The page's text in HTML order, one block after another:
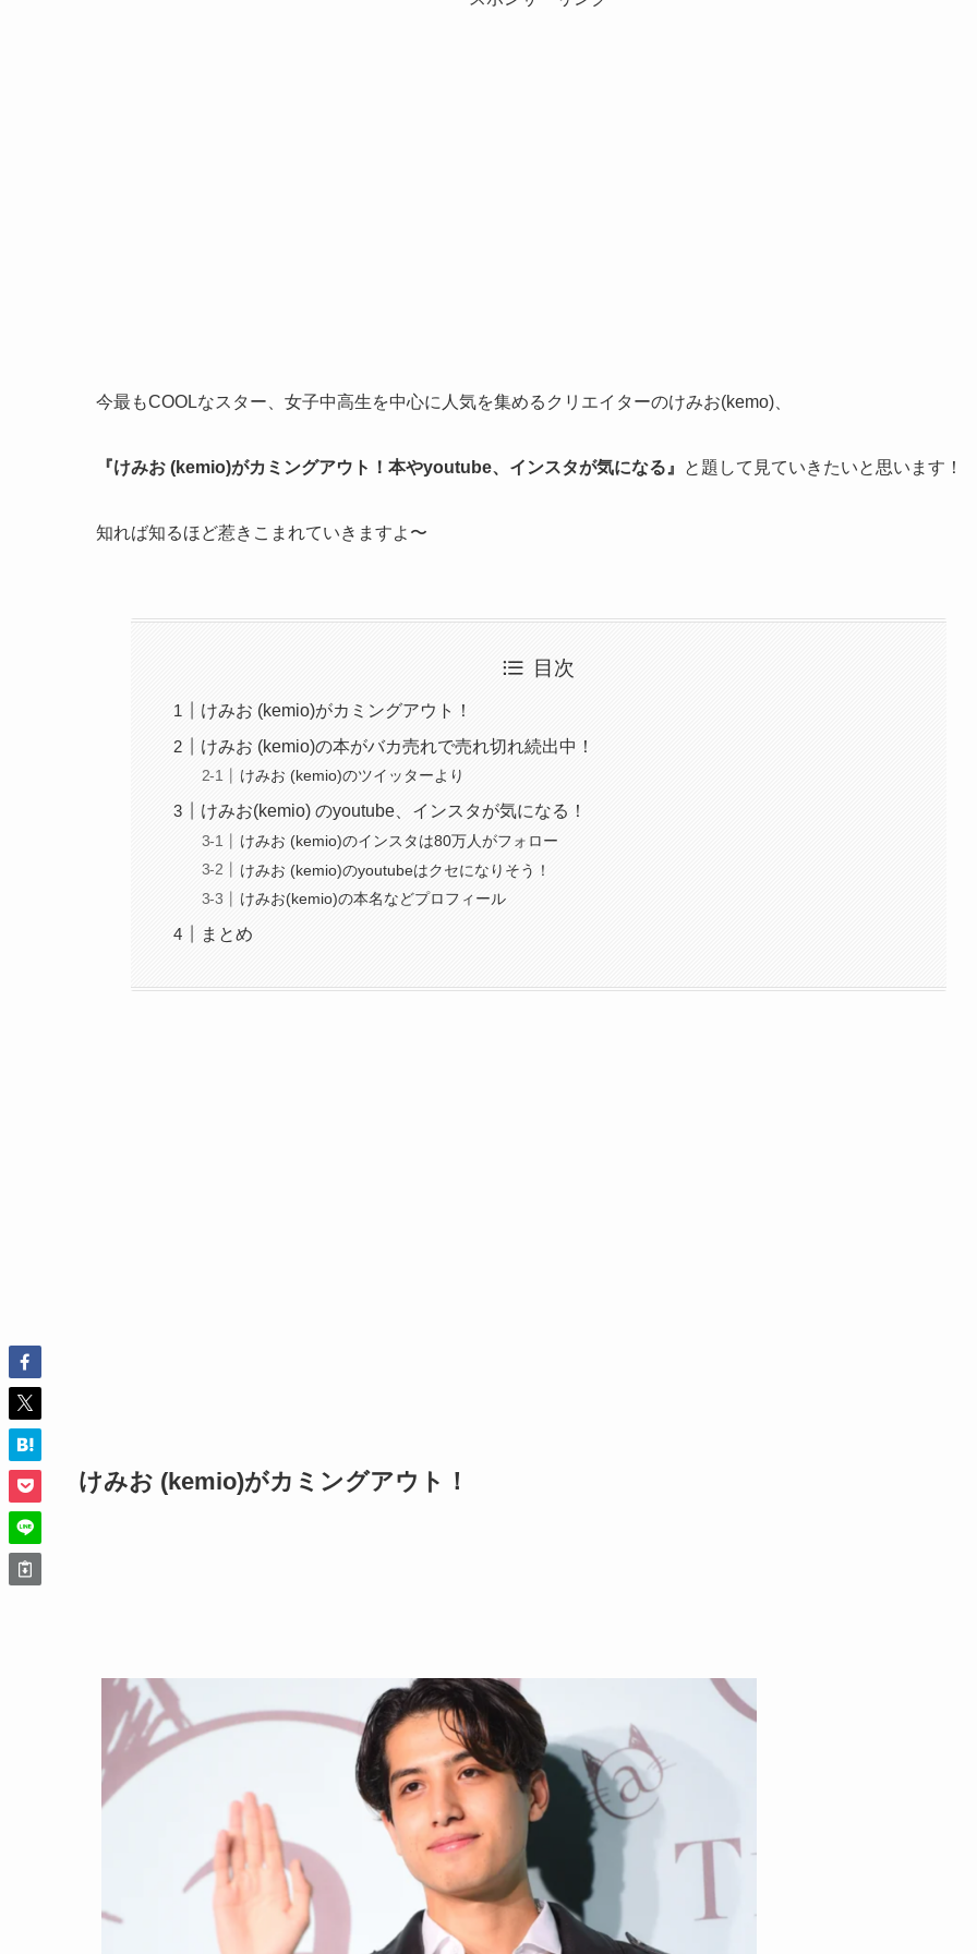
今最もCOOLなスター、女子中高生を中心に人気を集めるクリエイターのけみお(kemo)、
『けみお (kemio)がカミングアウト！本やyoutube、インスタが気になる』 と題して見ていきたいと思います！
知れば知るほど惹きこまれていきますよ〜
目次
けみお (kemio)がカミングアウト！
けみお (kemio)の本がバカ売れで売れ切れ続出中！
けみお (kemio)のツイッターより
けみお(kemio) のyoutube、インスタが気になる！
けみお (kemio)のインスタは80万人がフォロー
けみお (kemio)のyoutubeはクセになりそう！
けみお(kemio)の本名などプロフィール
まとめ
けみお (kemio)がカミングアウト！